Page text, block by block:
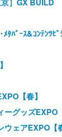
］GX BUILD
ﾊﾞｰｽ&ｺﾝﾃﾝﾂﾋﾞ
【春】
グッズEXPO
ェアEXPO【